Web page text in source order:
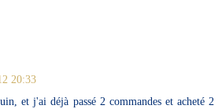
20:33
et j'ai déjà passé 2 commandes et acheté 2